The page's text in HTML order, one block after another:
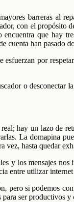
barreras al
con el propósito
que hay
cuenta han
por
o
hay un lazo de
La domapina
vez, hasta quedar
y los mensajes
entre utilizar
pero si podemos
para ser productivos y